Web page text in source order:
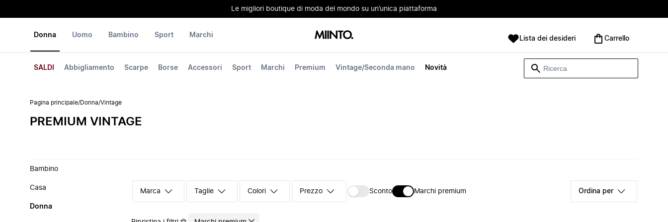
Le migliori boutique di moda del mondo su un’unica piattaforma
Donna
SALDI Abbigliamento Scarpe Borse Accessori Sport Marchi Premium Vintage/Seconda mano Novità
Uomo Bambino Sport Marchi Lista dei desideri Carrello
Pagina principale/Donna/Vintage
PREMIUM VINTAGE
Bambino
Casa
Donna
Marca Taglie Colori Prezzo Sconto Marchi premium Ordina per